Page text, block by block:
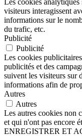
visiteurs interagissent
informations sur le
du trafic, etc.
Publicité
Publicité
Les cookies
publicités et des
suivent les visiteurs sur
informations afin de
Autres
Autres
Les autres cookies non
et qui n'ont pas encore
ENREGISTRER ET